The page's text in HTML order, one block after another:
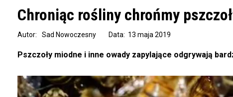
Chroniąc rośliny chrońmy
Data: 13 maja 2019
Autor: Sad Nowoczesny
Pszczoły miodne i inne owady zapylające odgrywają